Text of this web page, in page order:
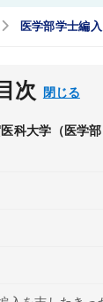
と学士編入試
医学部学士編入
目次 閉じる
科大学（医学